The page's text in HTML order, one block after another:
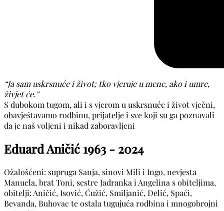
“Ja sam uskrsnuće i život; tko vjeruje u mene, ako i umre,
živjet će.”
S dubokom tugom, ali i s vjerom u uskrsnuće i život vječni,
obavještavamo rodbinu, prijatelje i sve koji su ga poznavali
da je naš voljeni i nikad zaboravljeni
Eduard Aničić 1963 - 2024
Ožalošćeni: supruga Sanja, sinovi Mili i Ingo, nevjesta
Manuela, brat Toni, sestre Jadranka i Angelina s obiteljima,
obitelji: Aničić, Isović, Ćužić, Smiljanić, Delić, Spaći,
Bevanda, Buhovac te ostala tugujuća rodbina i mnogobrojni